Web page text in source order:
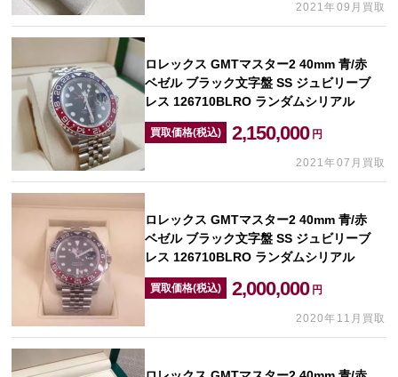
2021年09月買取
ロレックス GMTマスター2 40mm 青/赤
ベゼル ブラック文字盤 SS ジュビリーブ
レス 126710BLRO ランダムシリアル
買取価格(税込) 2,150,000 円
2021年07月買取
ロレックス GMTマスター2 40mm 青/赤
ベゼル ブラック文字盤 SS ジュビリーブ
レス 126710BLRO ランダムシリアル
買取価格(税込) 2,000,000 円
2020年11月買取